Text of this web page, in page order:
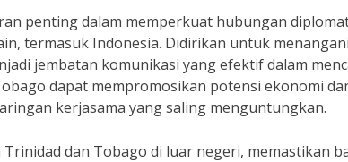
penting dalam memperkuat hubungan
termasuk Indonesia. Didirikan untuk menangani
jembatan komunikasi yang efektif dalam
dapat mempromosikan potensi ekonomi
kerjasama yang saling menguntungkan.
dan Tobago di luar negeri, memastikan